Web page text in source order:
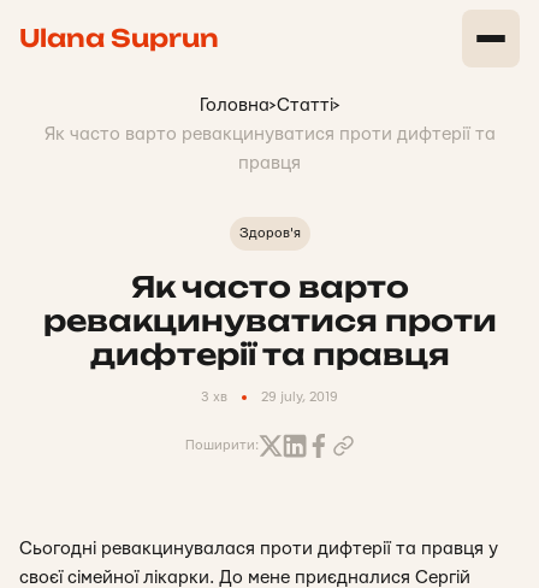
Ulana Suprun
Головна>Статті>
Як часто варто ревакцинуватися проти дифтерії та
правця
Здоров'я
Як часто варто
ревакцинуватися проти
дифтерії та правця
3 хв 29 july, 2019
Поширити:
Сьогодні ревакцинувалася проти дифтерії та правця у
своєї сімейної лікарки. До мене приєдналися Сергій